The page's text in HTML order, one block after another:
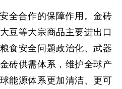
全合作的保障作用。金砖
豆等大宗商品主要进出口
食安全问题政治化、武器
砖供需体系，维护全球产
能源体系更加清洁、更可